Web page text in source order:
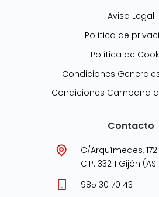
Aviso Legal
Política de
Política de
Condiciones
Condiciones Campaña
Contacto
C/Arquímedes, 172
C.P. 33211 Gijón
985 30 70 43